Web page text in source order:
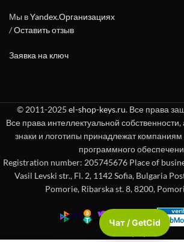
Мы вYandex.Организациях
/Оставить отзыв
Заявка на ключ
© 2011-2025 el-shop-keys.ru. Все права
Все права интеллектуальной
знаки и логотипы принадлежат
программного
Registration number: 205745676 Place of
Vasil Levski str., Fl. 2, 1142 Sofia, Bulgaria
Pomorie, Ribarska st. 8, 8200,
Чат / GetCid